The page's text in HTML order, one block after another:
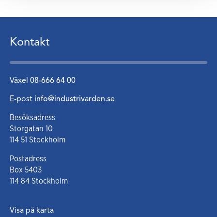
Kontakt
Växel 08-666 64 00
E-post info@industrivarden.se
Besöksadress
Storgatan 10
114 51 Stockholm
Postadress
Box 5403
114 84 Stockholm
Visa på karta